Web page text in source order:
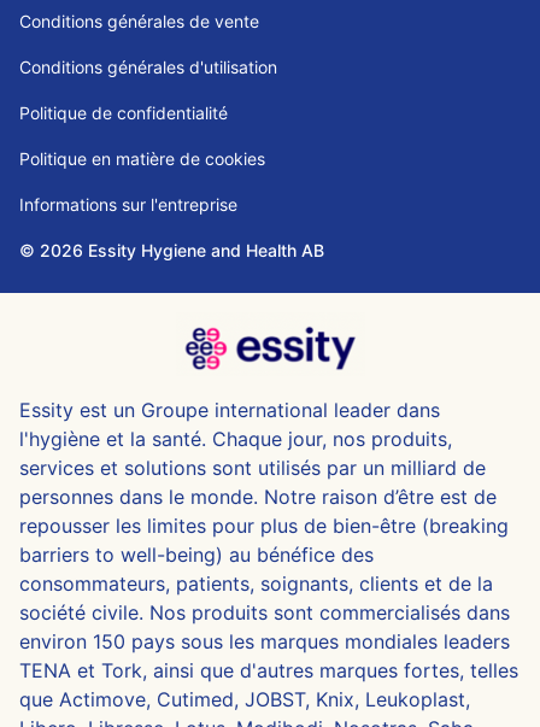
Conditions générales de vente
Conditions générales d'utilisation
Politique de confidentialité
Politique en matière de cookies
Informations sur l'entreprise
© 2026 Essity Hygiene and Health AB
Essity est un Groupe international leader dans
l'hygiène et la santé. Chaque jour, nos produits,
services et solutions sont utilisés par un milliard de
personnes dans le monde. Notre raison d’être est de
repousser les limites pour plus de bien-être (breaking
barriers to well-being) au bénéfice des
consommateurs, patients, soignants, clients et de la
société civile. Nos produits sont commercialisés dans
environ 150 pays sous les marques mondiales leaders
TENA et Tork, ainsi que d'autres marques fortes, telles
que Actimove, Cutimed, JOBST, Knix, Leukoplast,